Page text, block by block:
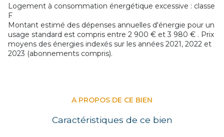
Logement à consommation énergétique excessive : classe
F
Montant estimé des dépenses annuelles d'énergie pour un
usage standard est compris entre 2 900 € et 3 980 € . Prix
moyens des énergies indexés sur les années 2021, 2022 et
2023 (abonnements compris).
A PROPOS DE CE BIEN
Caractéristiques de ce bien